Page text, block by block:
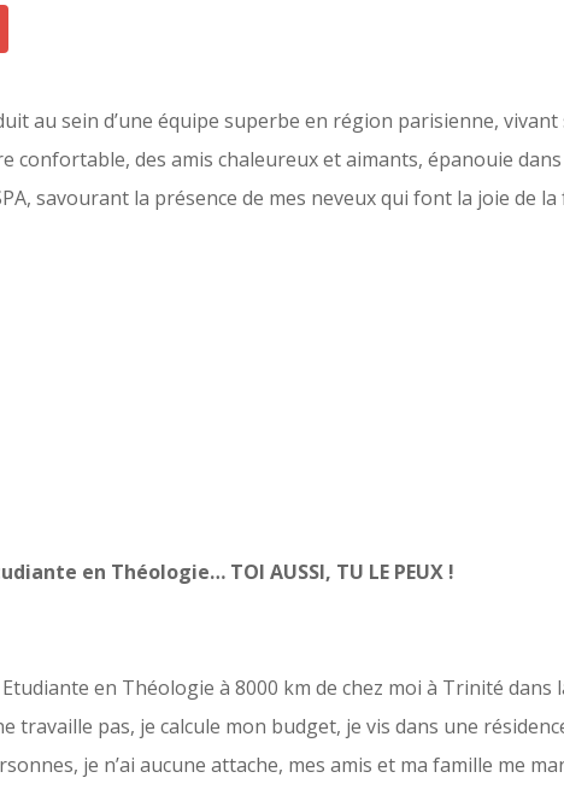
au sein d’une équipe superbe en région parisienne,
confortable, des amis chaleureux et aimants, épanouie
savourant la présence de mes neveux qui font la joie de
en Théologie… TOI AUSSI, TU LE PEUX !
Etudiante en Théologie à 8000 km de chez moi à Trinité dans
travaille pas, je calcule mon budget, je vis dans une
je n’ai aucune attache, mes amis et ma famille me